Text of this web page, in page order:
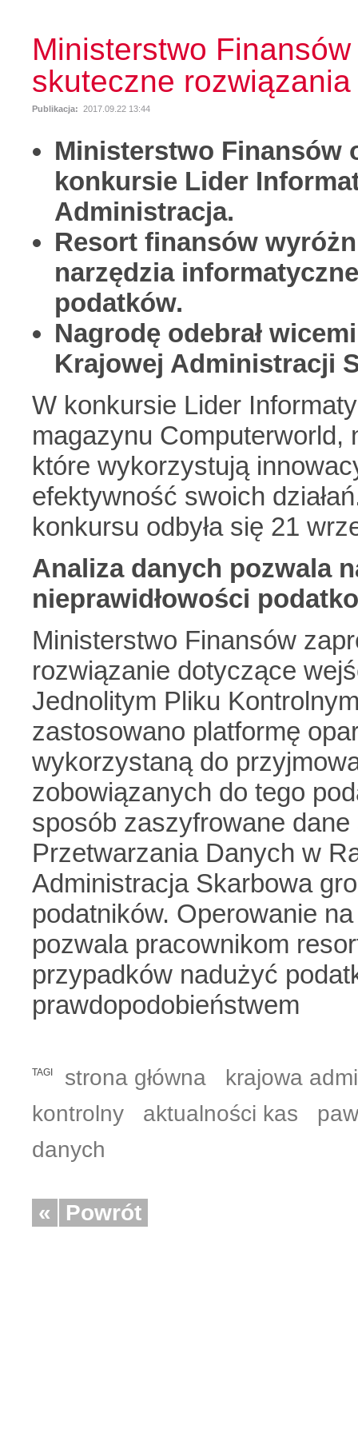
Ministerstwo
skuteczne
Publikacja: 2017.09.22 13:44
Ministerstwo Finansów
konkursie Lider
Administracja.
Resort finansów
narzędzia
podatków.
Nagrodę odebrał
Krajowej Administracji
W konkursie Lider
magazynu Computerworld,
które wykorzystują
efektywność swoich
konkursu odbyła się 21
Analiza danych pozwala
nieprawidłowości
Ministerstwo Finansów
rozwiązanie dotyczące
Jednolitym Pliku
zastosowano platformę
wykorzystaną do
zobowiązanych do tego
sposób zaszyfrowane
Przetwarzania Danych w
Administracja Skarbowa
podatników. Operowanie
pozwala pracownikom
przypadków nadużyć
prawdopodobieństwem
TAGI strona główna
krajowa
kontrolny
aktualności kas
danych
« Powrót